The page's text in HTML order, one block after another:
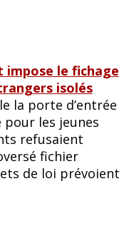
impose le fichage
isolés
la porte d’entrée
pour les jeunes
refusaient
fichier
de loi prévoient